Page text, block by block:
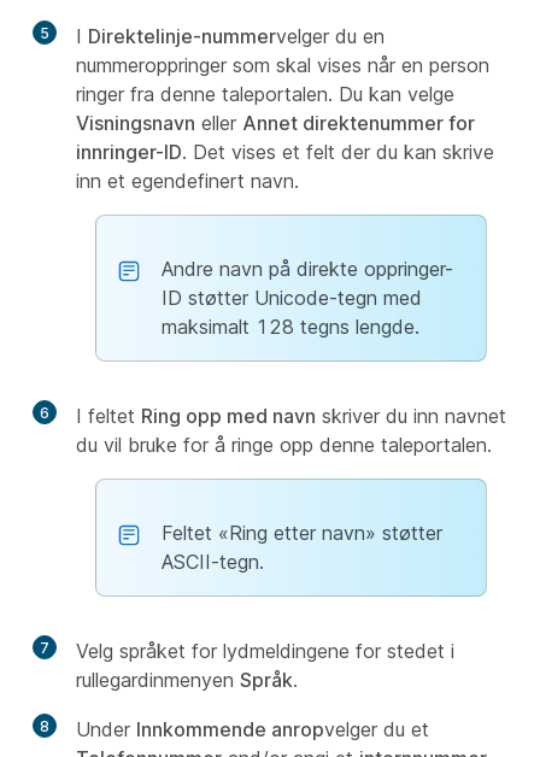
5 I Direktelinje-nummervelger du en
nummeroppringer som skal vises når en person
ringer fra denne taleportalen. Du kan velge
Visningsnavn eller Annet direktenummer for
innringer-ID. Det vises et felt der du kan skrive
inn et egendefinert navn.
Andre navn på direkte oppringer-
ID støtter Unicode-tegn med
maksimalt 128 tegns lengde.
6 I feltet Ring opp med navn skriver du inn navnet
du vil bruke for å ringe opp denne taleportalen.
Feltet «Ring etter navn» støtter
ASCII-tegn.
7
Velg språket for lydmeldingene for stedet i
rullegardinmenyen Språk.
8 Under Innkommende anropvelger du et